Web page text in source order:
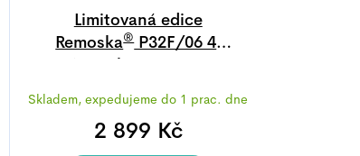
Limitovaná edice
Remoska®P32F/06 4l
Prima Glass Magenta
hodnocení
produktu
Skladem, expedujeme do 1 prac. dne
2 899 Kč